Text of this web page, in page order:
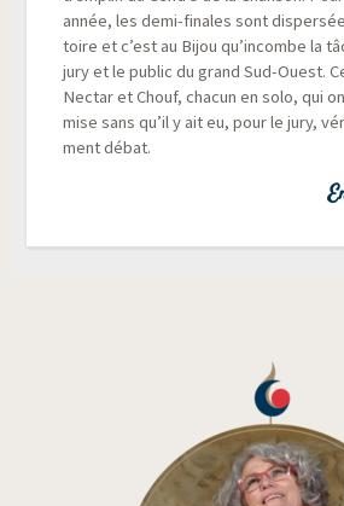
année, les demi-finales sont
toire et c’est au Bijou qu’incombe la
jury et le public du grand Sud-Ouest.
Nec­tar et Chouf, cha­cun en solo, qui
mise sans qu’il y ait eu, pour le jury,
ment débat.